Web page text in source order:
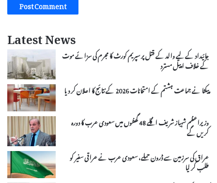
Latest News
جائیداد کے لیے والد کے قتل پر سپریم کورٹ کا مجرم کی سزائے موت
کے خلاف اپیل مسترد
پیکٹا نے جماعت ہشتم کے امتحانات 2026 کے نتائج کا اعلان کر دیا
وزیراعظم شہباز شریف اگلے 48 گھنٹوں میں سعودی عرب کا دورہ
کریں گے
عراق کی سرزمین سے ڈرون حملے، سعودی عرب نے عراقی سفیر کو
طلب کر لیا